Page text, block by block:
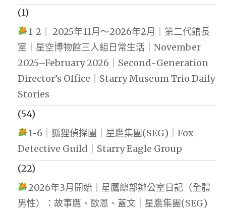
(1)
1-2｜ 2025年11月～2026年2月｜第二代館長
室｜星空博物館三人組日常生活｜November
2025–February 2026｜Second-Generation
Director’s Office｜Starry Museum Trio Daily
Stories
(54)
1-6｜狐狸偵探團｜星鷹集團(SEG)｜Fox
Detective Guild｜Starry Eagle Group
(22)
2026年3月開始｜星鷹總部辦公室日記（全體
男性）：故事鷹、歐恩、蓋文｜星鷹集團(SEG)